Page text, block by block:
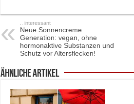
.. interessant
Neue Sonnencreme
Generation: vegan, ohne
hormonaktive Substanzen und
Schutz vor Altersflecken!
ähnliche Artikel